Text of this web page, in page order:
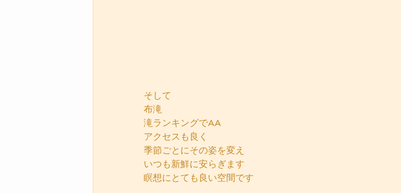
そして
布滝
滝ランキングでAA
アクセスも良く
季節ごとにその姿を変え
いつも新鮮に安らぎます
瞑想にとても良い空間です